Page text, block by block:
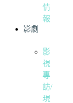
情
報
影劇
影
視
專
訪/
現